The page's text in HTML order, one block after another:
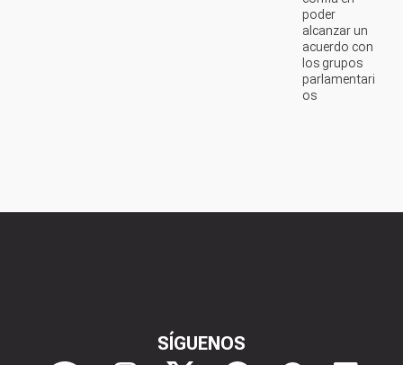
poder
alcanzar un
acuerdo con
los grupos
parlamentari
os
SÍGUENOS